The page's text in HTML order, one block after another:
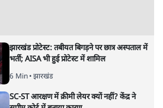
स्वतंत्रता सेनानी सीने पर गोली खाते थे'
4 Min•देश
राहुल गांधी के जेन ज़ी इवेंट 'छात्रों की गूंज' को शर्तों
के साथ मंज़ूरी देना पड़ा